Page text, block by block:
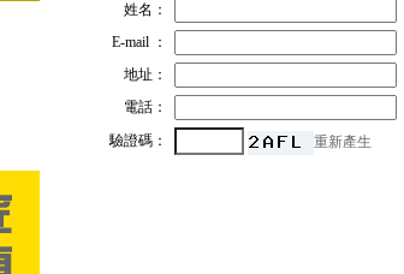
姓名：
E-mail ：
地址：
電話：
驗證碼：
重新產生